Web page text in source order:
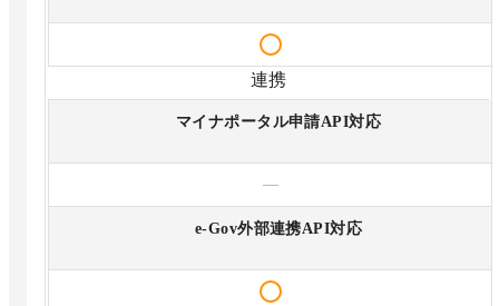
連携
マイナポータル申請API対応
—
e-Gov外部連携API対応